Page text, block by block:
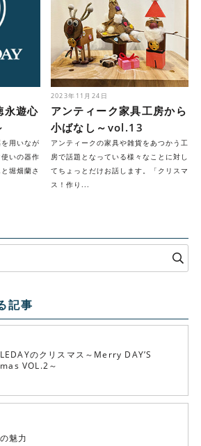
永遊心
用いなが
いの器作
堀畑蘭さ
2023年11月24日
アンティーク家具工房から
小ばなし～vol.13
アンティークの家具や雑貨をあつかう工
房で話題となっている様々なことに対し
てちょっとだけお話します。「クリスマ
ス！作り...
記事
のクリスマス～Merry DAY’S
VOL.2～
魅力